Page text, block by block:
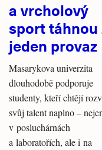
a vrcholový
sport táhnou
jeden provaz
Masarykova univerzita
dlouhodobě podporuje
studenty, kteří chtějí
svůj talent naplno –
v posluchárnách
a laboratořích, ale i na